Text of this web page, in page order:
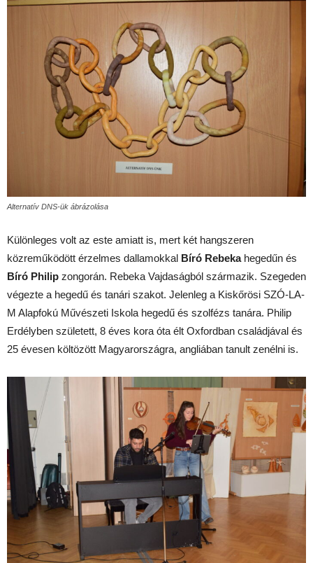
Alternatív DNS-ük ábrázolása
Különleges volt az este amiatt is, mert két hangszeren
közreműködött érzelmes dallamokkal Bíró Rebekahegedűn és
Bíró Philip zongorán. Rebeka Vajdaságból származik. Szegeden
végezte a hegedű és tanári szakot. Jelenleg a Kiskőrösi SZÓ-LA-
M Alapfokú Művészeti Iskola hegedű és szolfézs tanára. Philip
Erdélyben született, 8 éves kora óta élt Oxfordban családjával és
25 évesen költözött Magyarországra, angliában tanult zenélni is.